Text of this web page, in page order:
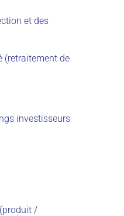
et des
(retraitement de
investisseurs
/